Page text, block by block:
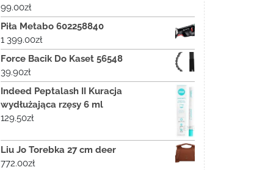
99.00zł
Piła Metabo 602258840
1 399.00zł
Force Bacik Do Kaset 56548
39.90zł
Indeed Peptalash II Kuracja
wydłużająca rzęsy 6 ml
129.50zł
Liu Jo Torebka 27 cm deer
772.00zł